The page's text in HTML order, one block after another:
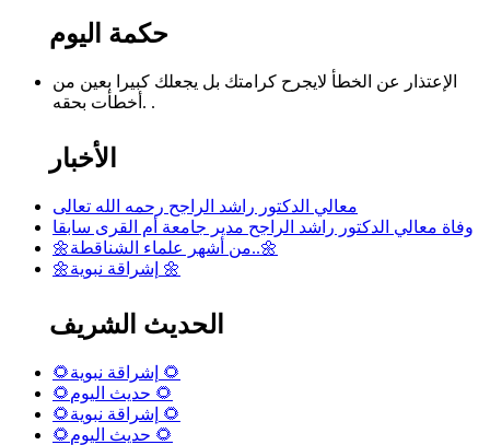
حكمة اليوم
الإعتذار عن الخطأ لايجرح كرامتك بل يجعلك كبيرا بعين من
أخطأت بحقه. .
الأخبار
معالي الدكتور راشد الراجح رحمه الله تعالى
وفاة معالي الدكتور راشد الراجح مدير جامعة أم القرى سابقا
🌼من أشهر علماء الشناقطة..🌼
🌼إشراقة نبوية 🌼
الحديث الشريف
🌻إشراقة نبوية 🌻
🌻حديث اليوم 🌻
🌻إشراقة نبوية 🌻
🌻حديث اليوم 🌻